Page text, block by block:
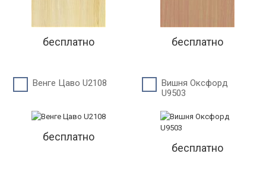
бесплатно бесплатно
Венге Цаво U2108
бесплатно
Вишня Оксфорд
U9503
бесплатно